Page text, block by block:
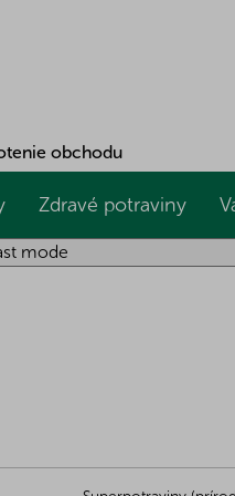
obchodu
Zdravé potraviny
mode